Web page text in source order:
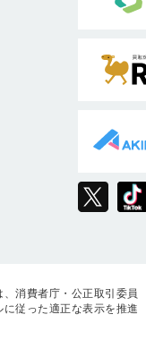
、消費者庁・公正取引委員
に従った適正な表示を推進